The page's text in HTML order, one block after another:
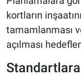
kortların
tamamlanması
açılması